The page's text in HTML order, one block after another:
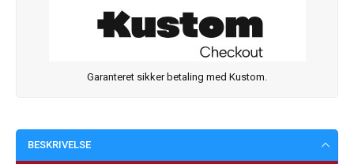
Garanteret sikker betaling med Kustom.
BESKRIVELSE